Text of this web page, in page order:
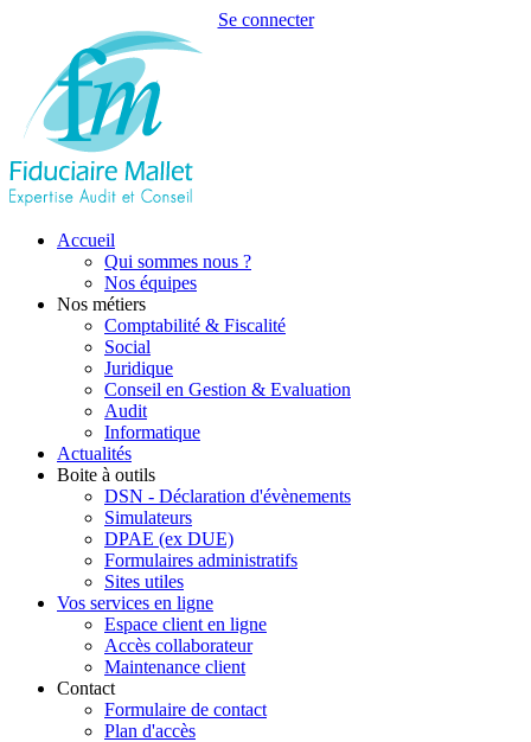
Se connecter
Accueil
Qui sommes nous ?
Nos équipes
Nos métiers
Comptabilité & Fiscalité
Social
Juridique
Conseil en Gestion & Evaluation
Audit
Informatique
Actualités
Boite à outils
DSN - Déclaration d'évènements
Simulateurs
DPAE (ex DUE)
Formulaires administratifs
Sites utiles
Vos services en ligne
Espace client en ligne
Accès collaborateur
Maintenance client
Contact
Formulaire de contact
Plan d'accès